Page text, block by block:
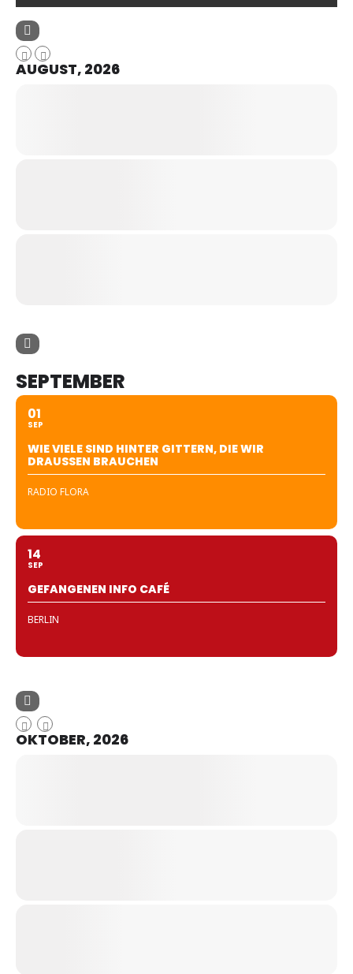
AUGUST, 2026
SEPTEMBER
01
SEP
WIE VIELE SIND HINTER GITTERN, DIE WIR
DRAUSSEN BRAUCHEN
RADIO FLORA
14
SEP
GEFANGENEN INFO CAFÉ
BERLIN
OKTOBER, 2026